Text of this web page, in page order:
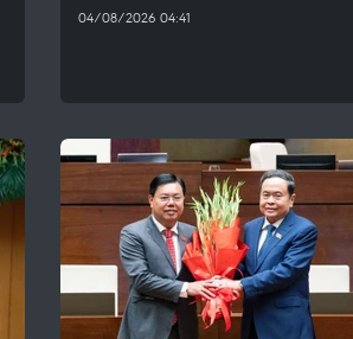
04/08/2026 04:41